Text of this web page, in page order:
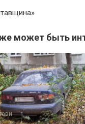
может быть